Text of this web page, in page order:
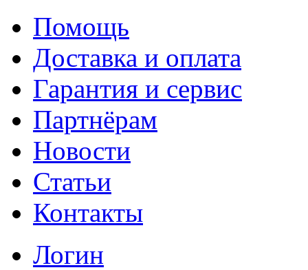
Помощь
Доставка и оплата
Гарантия и сервис
Партнёрам
Новости
Статьи
Контакты
Логин